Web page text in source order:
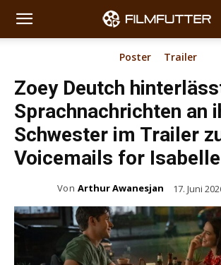
Poster Trailer
Zoey Deutch
Sprachnachrichten an
Schwester im Trailer
Voicemails for Isabelle
Von Arthur Awanesjan 17. Juni